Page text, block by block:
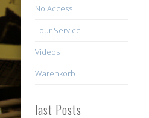
No Access
Tour Service
Videos
Warenkorb
last Posts